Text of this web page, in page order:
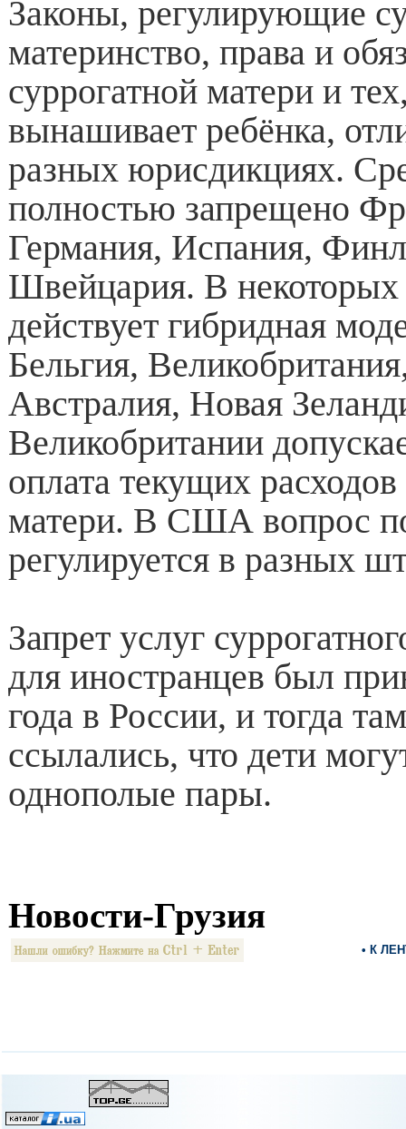
Законы, регулирующие
материнство, права и
суррогатной матери и
вынашивает ребёнка,
разных юрисдикциях.
полностью запрещено
Германия, Испания,
Швейцария. В некоторых
действует гибридная
Бельгия,
Австралия, Новая
Великобритании
оплата текущих
матери. В США вопрос
регулируется в разных
Запрет услуг
для иностранцев был
года в России, и тогда
ссылались, что дети
однополые пары.
Новости-Грузия
• К